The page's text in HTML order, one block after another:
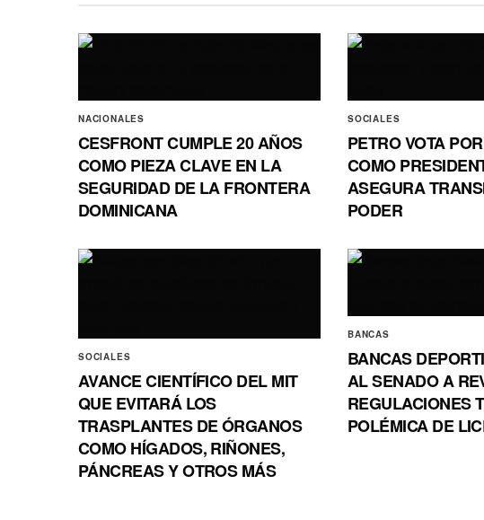
NACIONALES
CESFRONT CUMPLE 20 AÑOS
COMO PIEZA CLAVE EN LA
SEGURIDAD DE LA FRONTERA
DOMINICANA
SOCIALES
PETRO VOTA
COMO
ASEGURA
PODER
SOCIALES
AVANCE CIENTÍFICO DEL MIT
QUE EVITARÁ LOS
TRASPLANTES DE ÓRGANOS
COMO HÍGADOS, RIÑONES,
PÁNCREAS Y OTROS MÁS
BANCAS
BANCAS
AL SENADO A
REGULACIONES
POLÉMICA DE